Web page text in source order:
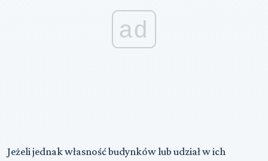
ad
Jeżeli jednak własność budynków lub udział w ich